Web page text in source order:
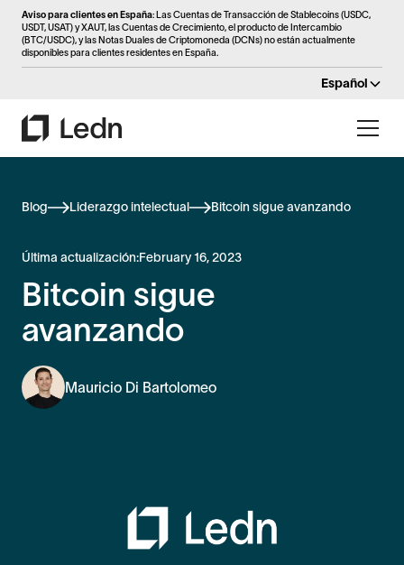
Aviso para clientes en España: Las Cuentas de Transacción de Stablecoins (USDC,
USDT, USAT) y XAUT, las Cuentas de Crecimiento, el producto de Intercambio
(BTC/USDC), y las Notas Duales de Criptomoneda (DCNs) no están actualmente
disponibles para clientes residentes en España.
Español
Blog Liderazgo intelectual Bitcoin sigue avanzando
Última actualización:February 16, 2023
Bitcoin sigue
avanzando
Mauricio Di Bartolomeo